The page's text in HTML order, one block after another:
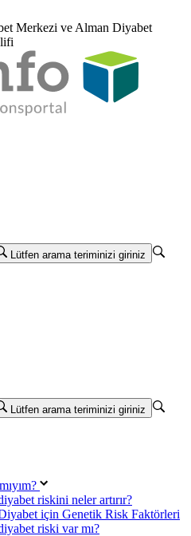
Merkezi ve Alman Diyabet
Lütfen arama teriminizi giriniz
Lütfen arama teriminizi giriniz
riskini neler artırır?
için Genetik Risk Faktörleri
riski var mı?